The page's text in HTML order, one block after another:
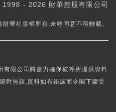
- 2026 財華控股有限公司
財華社版權所有,未經同意不得轉載。
有限公司將盡力確保彼等所提供資料
對無誤,資料如有錯漏而令閣下蒙受